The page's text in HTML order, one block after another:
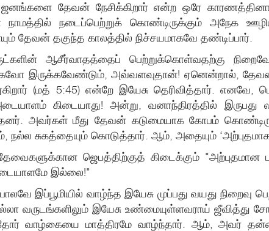
ஜனங்களை தேவன் நேசிக்கிறார் என்ற ஒரே
நடைப்பெற்றுக் கொண்டிருக்கும் அநேக
தேவன் தகுந்த காலத்தில் நிச்சயமாகவே தண்டிப்பார்.
ஆசீர்வாதத்தைப் பெற்றுக்கொள்வதற்கு
இருக்கவேண்டும், அவ்வளவுதான்! ஏனென்றால், தேவன்
(மத் 5:45) என்றே இயேசு தெரிவித்தார்.
கிடையாது! அன்று, வனாந்திரத்தில் இருபது
அவர்கள் மீது தேவன் கடுமையாக கோபம்
சுகத்தையும் கொடுத்தார். ஆம், அதையும்
ஜெபத்திற்குத் கிடைக்கும்
இல்லை!"
இப்பூமியில் வாழ்ந்த இயேசு முப்பது வயது நிறைவு
வருடங்களிலும் இயேசு உண்மையுள்ளவராய்
வாழ்கையை மாத்திரமே வாழ்ந்தார். ஆம், அவர்